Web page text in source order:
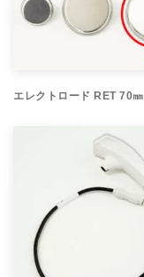
エレクトロード RET 70㎜